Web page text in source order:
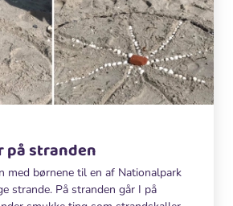
stranden
med børnene til en af Nationalpark
strande. På stranden går I på